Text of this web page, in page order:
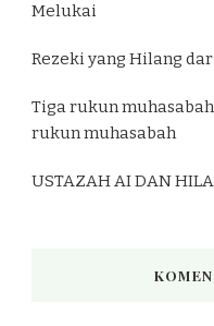
Melukai
Rezeki yang Hilang
Tiga rukun
rukun muhasabah
USTAZAH AI DAN